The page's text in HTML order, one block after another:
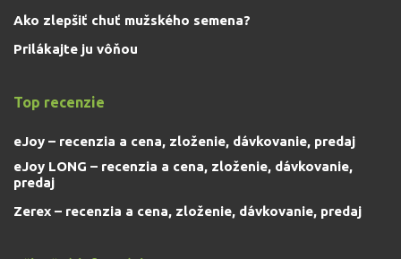
Ako zlepšiť chuť mužského semena?
Prilákajte ju vôňou
Top recenzie
eJoy – recenzia a cena, zloženie, dávkovanie, predaj
eJoy LONG – recenzia a cena, zloženie, dávkovanie,
predaj
Zerex – recenzia a cena, zloženie, dávkovanie, predaj